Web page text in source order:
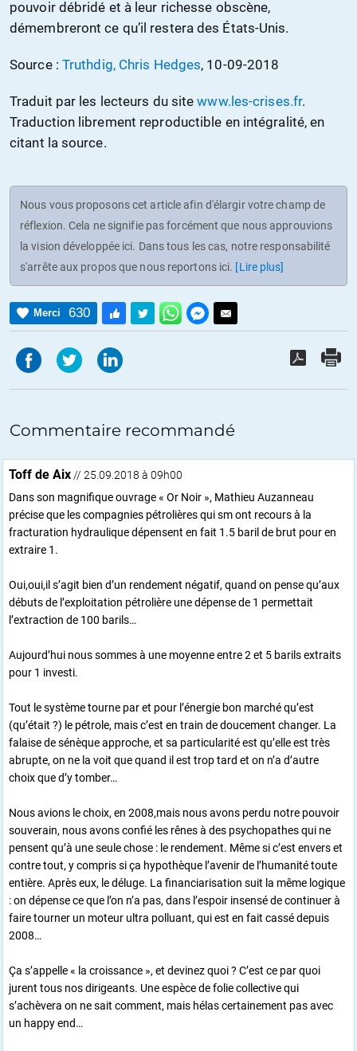
pouvoir débridé et à leur richesse obscène,
démembreront ce qu’il restera des États-Unis.
Source : Truthdig, Chris Hedges, 10-09-2018
Traduit par les lecteurs du sitewww.les-crises.fr.
Traduction librement reproductible en intégralité, en
citant la source.
Nous vous proposons cet article afin d'élargir votre champ de
réflexion. Cela ne signifie pas forcément que nous approuvions
la vision développée ici. Dans tous les cas, notre responsabilité
s'arrête aux propos que nous reportons ici. [Lire plus]
Merci 630
Commentaire recommandé
Toff de Aix // 25.09.2018 à 09h00
Dans son magnifique ouvrage « Or Noir », Mathieu Auzanneau
précise que les compagnies pétrolières qui sm ont recours à la
fracturation hydraulique dépensent en fait 1.5 baril de brut pour en
extraire 1.
Oui,oui,il s’agit bien d’un rendement négatif, quand on pense qu’aux
débuts de l’exploitation pétrolière une dépense de 1 permettait
l’extraction de 100 barils…
Aujourd’hui nous sommes à une moyenne entre 2 et 5 barils extraits
pour 1 investi.
Tout le système tourne par et pour l’énergie bon marché qu’est
(qu’était ?) le pétrole, mais c’est en train de doucement changer. La
falaise de sénèque approche, et sa particularité est qu’elle est très
abrupte, on ne la voit que quand il est trop tard et on n’a d’autre
choix que d’y tomber…
Nous avions le choix, en 2008,mais nous avons perdu notre pouvoir
souverain, nous avons confié les rênes à des psychopathes qui ne
pensent qu’à une seule chose : le rendement. Même si c’est envers et
contre tout, y compris si ça hypothèque l’avenir de l’humanité toute
entière. Après eux, le déluge. La financiarisation suit la même logique
: on dépense ce que l’on n’a pas, dans l’espoir insensé de continuer à
faire tourner un moteur ultra polluant, qui est en fait cassé depuis
2008…
Ça s’appelle « la croissance », et devinez quoi ? C’est ce par quoi
jurent tous nos dirigeants. Une espèce de folie collective qui
s’achèvera on ne sait comment, mais hélas certainement pas avec
un happy end…